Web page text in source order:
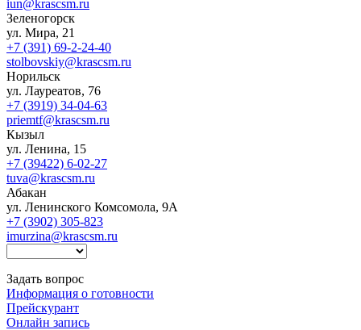
iun@krascsm.ru
Зеленогорск
ул. Мира, 21
+7 (391) 69-2-24-40
stolbovskiy@krascsm.ru
Норильск
ул. Лауреатов, 76
+7 (3919) 34-04-63
priemtf@krascsm.ru
Кызыл
ул. Ленина, 15
+7 (39422) 6-02-27
tuva@krascsm.ru
Абакан
ул. Ленинского Комсомола, 9А
+7 (3902) 305-823
imurzina@krascsm.ru
Задать вопрос
Информация о готовности
Прейскурант
Онлайн запись